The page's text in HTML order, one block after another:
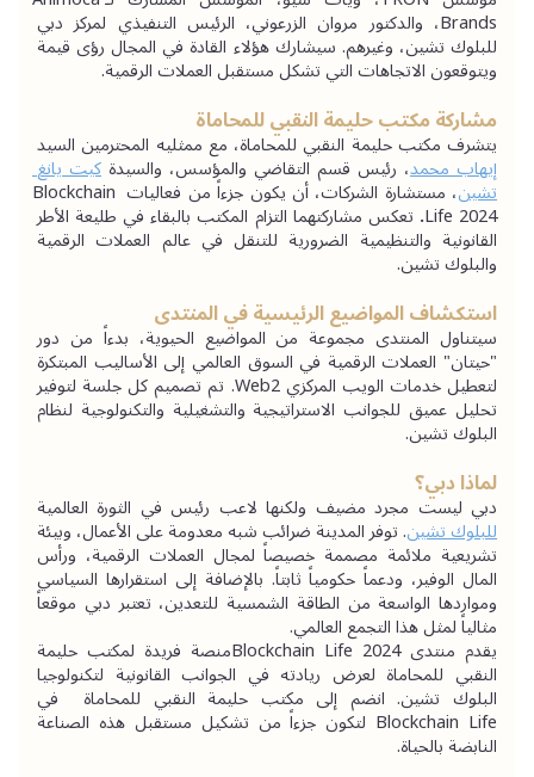
ويتوقعون الاتجاهات التي تشكل مستقبل العملات الرقمية.
مشاركة مكتب حليمة النقبي للمحاماة
يتشرف مكتب حليمة النقبي للمحاماة، مع ممثليه المحترمين السيد
إيهاب محمد، رئيس قسم التقاضي والمؤسس، والسيدة كيت يانغ
تشين ، مستشارة الشركات، أن يكون جزءاً من فعاليات Blockchain
Life 2024
. تعكس مشاركتهما التزام المكتب بالبقاء في طليعة الأطر
والبلوك تشين.
استكشاف المواضيع الرئيسية في المنتدى
سيتناول المنتدى مجموعة من المواضيع الحيوية، بدءاً من دور
لتعطيل خدمات الويب المركزي Web2. تم تصميم كل جلسة لتوفير
البلوك تشين.
لماذا دبي؟
دبي ليست مجرد مضيف ولكنها لاعب رئيس في الثورة العالمية
للبلوك تشين
مثالياً لمثل هذا التجمع العالمي.
النابضة بالحياة.